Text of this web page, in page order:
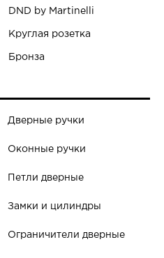
DND by Martinelli
Круглая розетка
Бронза
Дверные ручки
Оконные ручки
Петли дверные
Замки и цилиндры
Ограничители дверные